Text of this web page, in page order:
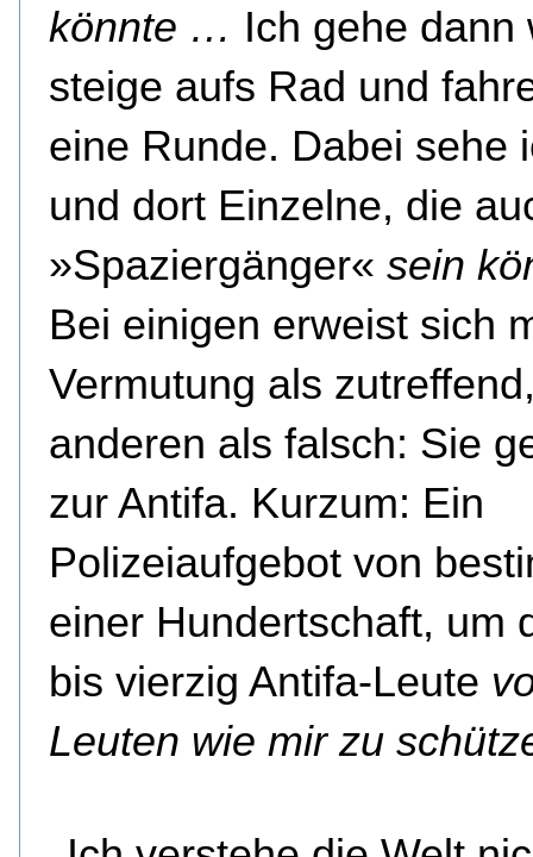
könnte … Ich gehe dann
steige aufs Rad und
eine Runde. Dabei sehe
und dort Einzelne, die
»Spaziergänger« sein
Bei einigen erweist sich
Vermutung als
anderen als falsch: Sie
zur Antifa. Kurzum: Ein
Polizeiaufgebot von
einer Hundertschaft, um
bis vierzig Antifa-Leute
Leuten wie mir zu